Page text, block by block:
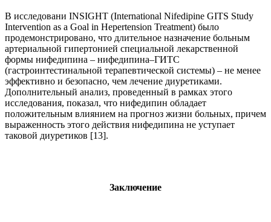
В исследовани INSIGHT (International Nifedipine GITS Study
Intervention as a Goal in Hepertension Treatment) было
продемонстрировано, что длительное назначение больным
артериальной гипертонией специальной лекарственной
формы нифедипина – нифедипина–ГИТС
(гастроинтестинальной терапевтической системы) – не менее
эффективно и безопасно, чем лечение диуретиками.
Дополнительный анализ, проведенный в рамках этого
исследования, показал, что нифедипин обладает
положительным влиянием на прогноз жизни больных, причем
выраженность этого действия нифедипина не уступает
таковой диуретиков [13].
Заключение